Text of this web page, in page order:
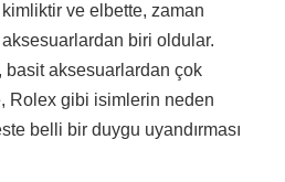
ve elbette, zaman
biri oldular.
basit aksesuarlardan çok
Rolex gibi isimlerin neden
belli bir duygu uyandırması